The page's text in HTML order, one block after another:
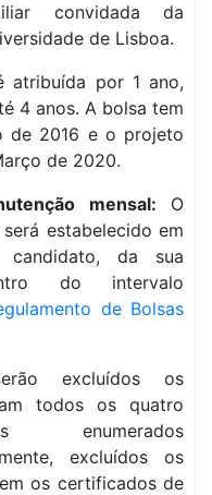
convidada da
de Lisboa.
atribuída por 1 ano,
4 anos. A bolsa tem
2016 e o projeto
de 2020.
mensal: O
estabelecido em
da sua
do intervalo
de Bolsas
excluídos os
todos os quatro
enumerados
excluídos os
os certificados de